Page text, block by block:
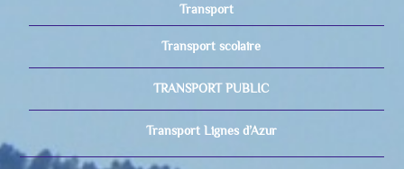
Transport
Transport scolaire
TRANSPORT PUBLIC
Transport Lignes d’Azur